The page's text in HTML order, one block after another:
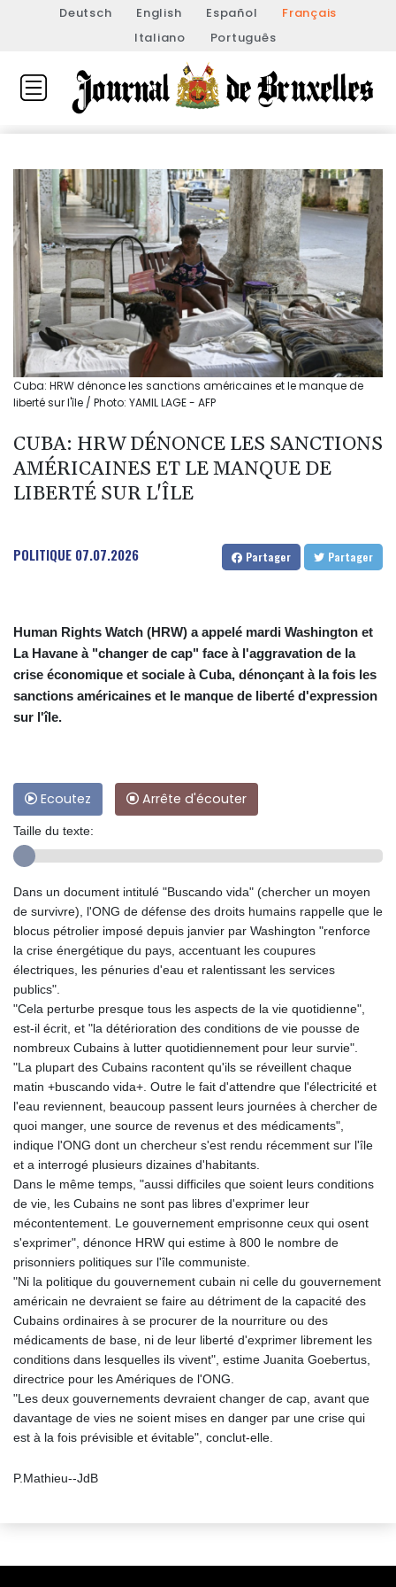
Deutsch English Español
Français
Italiano
Português
Cuba: HRW dénonce les sanctions américaines et le manque de
liberté sur l'île / Photo: YAMIL LAGE - AFP
CUBA: HRW DÉNONCE LES SANCTIONS
AMÉRICAINES ET LE MANQUE DE
LIBERTÉ SUR L'ÎLE
POLITIQUE 07.07.2026 Partager Partager
Human Rights Watch (HRW) a appelé mardi Washington et
La Havane à "changer de cap" face à l'aggravation de la
crise économique et sociale à Cuba, dénonçant à la fois les
sanctions américaines et le manque de liberté d'expression
sur l'île.
Ecoutez Arrête d'écouter
Taille du texte:
Dans un document intitulé "Buscando vida" (chercher un moyen
de survivre), l'ONG de défense des droits humains rappelle que le
blocus pétrolier imposé depuis janvier par Washington "renforce
la crise énergétique du pays, accentuant les coupures
électriques, les pénuries d'eau et ralentissant les services
publics".
"Cela perturbe presque tous les aspects de la vie quotidienne",
est-il écrit, et "la détérioration des conditions de vie pousse de
nombreux Cubains à lutter quotidiennement pour leur survie".
"La plupart des Cubains racontent qu'ils se réveillent chaque
matin +buscando vida+. Outre le fait d'attendre que l'électricité et
l'eau reviennent, beaucoup passent leurs journées à chercher de
quoi manger, une source de revenus et des médicaments",
indique l'ONG dont un chercheur s'est rendu récemment sur l'île
et a interrogé plusieurs dizaines d'habitants.
Dans le même temps, "aussi difficiles que soient leurs conditions
de vie, les Cubains ne sont pas libres d'exprimer leur
mécontentement. Le gouvernement emprisonne ceux qui osent
s'exprimer", dénonce HRW qui estime à 800 le nombre de
prisonniers politiques sur l'île communiste.
"Ni la politique du gouvernement cubain ni celle du gouvernement
américain ne devraient se faire au détriment de la capacité des
Cubains ordinaires à se procurer de la nourriture ou des
médicaments de base, ni de leur liberté d'exprimer librement les
conditions dans lesquelles ils vivent", estime Juanita Goebertus,
directrice pour les Amériques de l'ONG.
"Les deux gouvernements devraient changer de cap, avant que
davantage de vies ne soient mises en danger par une crise qui
est à la fois prévisible et évitable", conclut-elle.
P.Mathieu--JdB